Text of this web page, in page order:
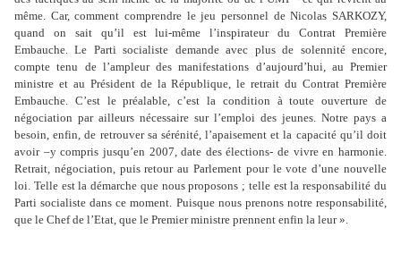
même. Car, comment comprendre le jeu personnel de Nicolas SARKOZY,
quand on sait qu’il est lui-même l’inspirateur du Contrat Première
Embauche. Le Parti socialiste demande avec plus de solennité encore,
compte tenu de l’ampleur des manifestations d’aujourd’hui, au Premier
ministre et au Président de la République, le retrait du Contrat Première
Embauche. C’est le préalable, c’est la condition à toute ouverture de
négociation par ailleurs nécessaire sur l’emploi des jeunes. Notre pays a
besoin, enfin, de retrouver sa sérénité, l’apaisement et la capacité qu’il doit
avoir –y compris jusqu’en 2007, date des élections- de vivre en harmonie.
Retrait, négociation, puis retour au Parlement pour le vote d’une nouvelle
loi. Telle est la démarche que nous proposons ; telle est la responsabilité du
Parti socialiste dans ce moment. Puisque nous prenons notre responsabilité,
que le Chef de l’Etat, que le Premier ministre prennent enfin la leur ».